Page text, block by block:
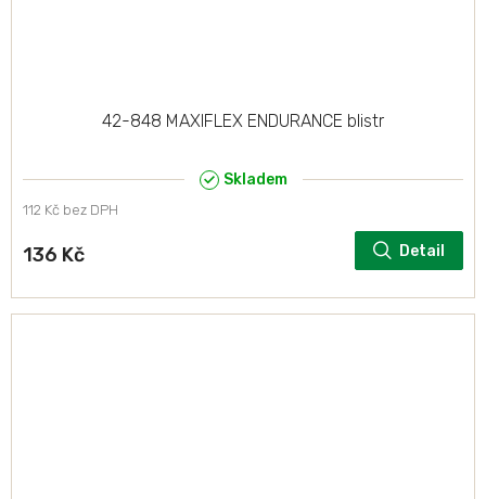
42-848 MAXIFLEX ENDURANCE blistr
Skladem
112 Kč bez DPH
136 Kč Detail